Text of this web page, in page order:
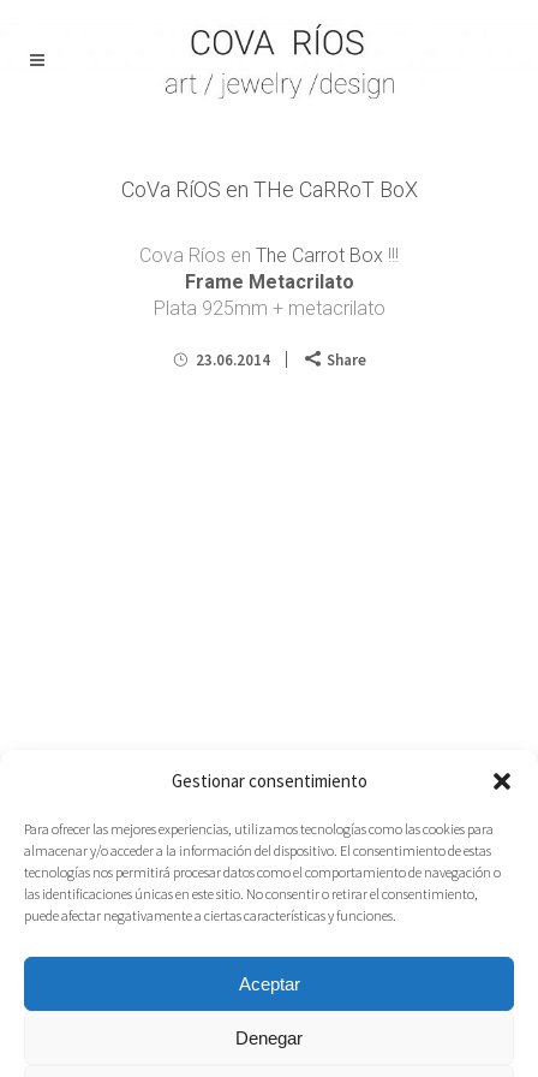
Gestionar consentimiento
Para ofrecer las mejores experiencias, utilizamos tecnologías como las cookies para
almacenar y/o acceder a la información del dispositivo. El consentimiento de estas
tecnologías nos permitirá procesar datos como el comportamiento de navegación o
las identificaciones únicas en este sitio. No consentir o retirar el consentimiento,
puede afectar negativamente a ciertas características y funciones.
Aceptar
Denegar
CoVa RíOS en THe CaRRoT BoX
Cova Ríos en The Carrot Box !!!
Frame Metacrilato
Plata 925mm + metacrilato
23.06.2014 Share